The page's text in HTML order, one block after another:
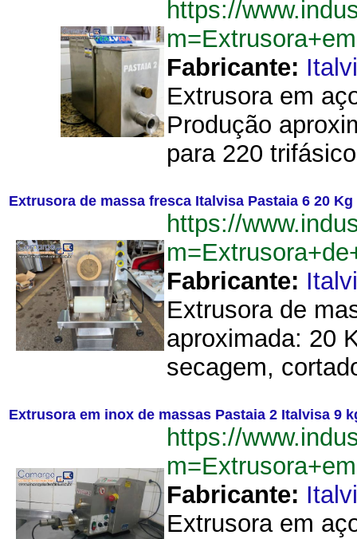
https://
Fabricante:
Extrusora em
Produção
para 220
Extrusora de massa fresca Italvisa Pastaia 6 20 Kg
https://
Fabricante:
Extrusora de
aproximada: 20
secagem,
Extrusora em inox de massas Pastaia 2 Italvisa 9
https://
Fabricante:
Extrusora em